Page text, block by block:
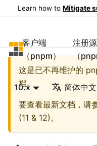
Learn how to Mitigate
pnpm
客户端
（pnpm）
注册源
（
10.x 简体中
这是已不再维护的
档。
要查看最新文档，请
(11 & 12)。